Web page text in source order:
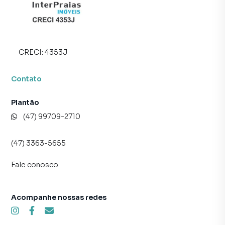
muito o número de contatos interessados e tendo como
consequência uma maior chance de vender ou alugar seu
atendimento preparada para atender proprietários e
CRECI: 4353J
Contato
Plantão
(47) 99709-2710
(47) 3363-5655
Fale conosco
Acompanhe nossas redes